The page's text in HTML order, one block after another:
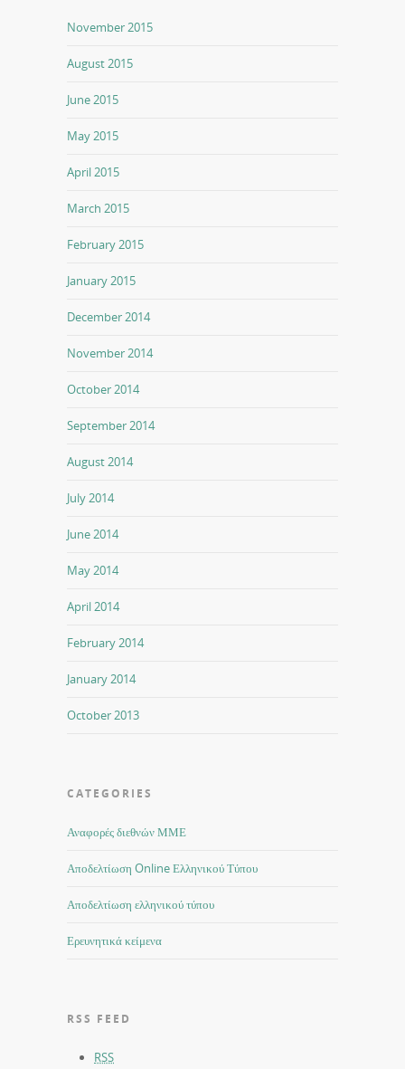
November 2015
August 2015
June 2015
May 2015
April 2015
March 2015
February 2015
January 2015
December 2014
November 2014
October 2014
September 2014
August 2014
July 2014
June 2014
May 2014
April 2014
February 2014
January 2014
October 2013
CATEGORIES
Αναφορές διεθνών ΜΜΕ
Αποδελτίωση Online Ελληνικού Τύπου
Αποδελτίωση ελληνικού τύπου
Ερευνητικά κείμενα
RSS FEED
RSS